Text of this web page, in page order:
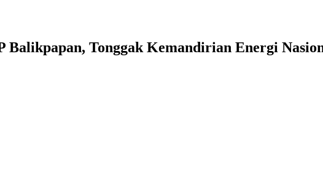
Tonggak Kemandirian Energi